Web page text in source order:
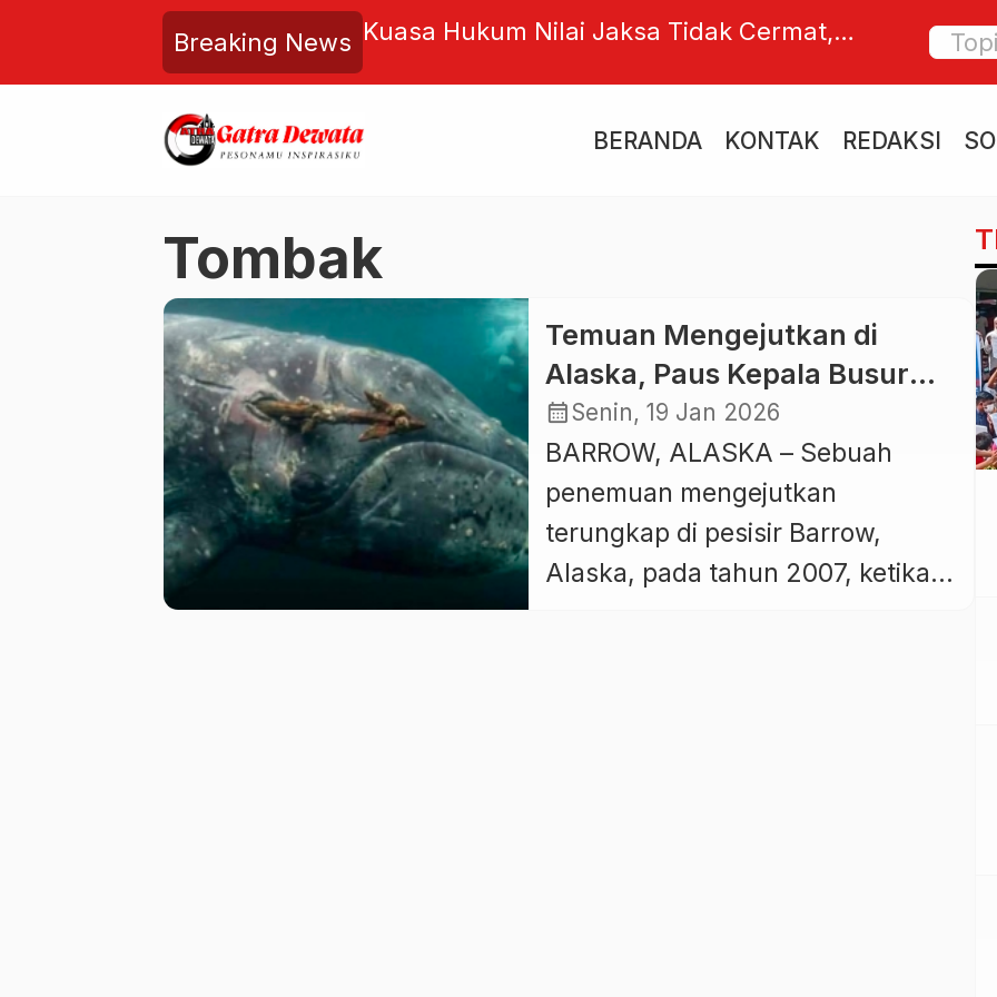
Breaking News
Dibayar, Pembangunan
Terhenti
Kuasa Hukum Nilai Jaksa Tidak Cermat,
Man
BERANDA KONTAK REDAKSI
Tombak
Temuan Mengejutkan di
Alaska, Paus Kepala Busur
Simpan Senjata Abad ke-19 di
Tubuhnya
calendar_monthSenin, 19 Jan 2026
BARROW, ALASKA – Sebuah
penemuan mengejutkan
terungkap di pesisir Barrow,
Alaska, pada tahun 2007, ketika